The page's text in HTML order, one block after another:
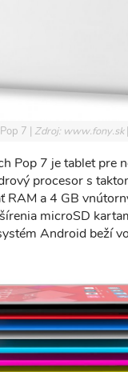
7 Zdroj: www.fony.sk
Pop 7 je tablet pre
procesor s
RAM a 4 GB
microSD
Android beží